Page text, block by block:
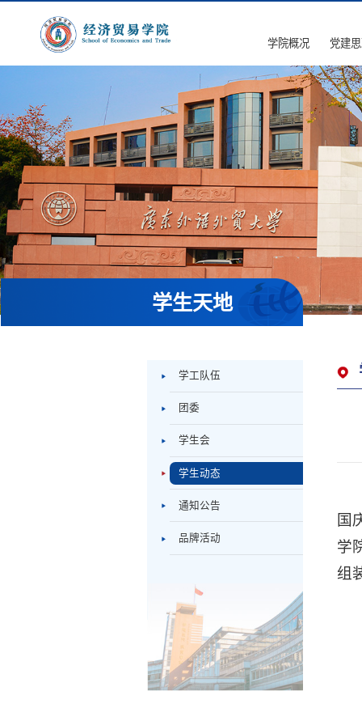
学院概况 党建
学生天地
学工队伍
团委
学生会
学生动态
通知公告
品牌活动
国
学
组